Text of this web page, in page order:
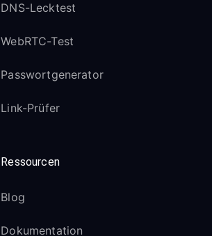
DNS-Lecktest
WebRTC-Test
Passwortgenerator
Link-Prüfer
Ressourcen
Blog
Dokumentation